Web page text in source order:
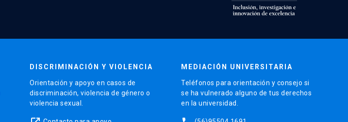
DISCRIMINACIÓN Y VIOLENCIA
Orientación y apoyo en casos de
discriminación, violencia de género o
violencia sexual.
MEDIACIÓN UNIVERSITARIA
Teléfonos para orientación y consejo si
se ha vulnerado alguno de tus derechos
en la universidad.